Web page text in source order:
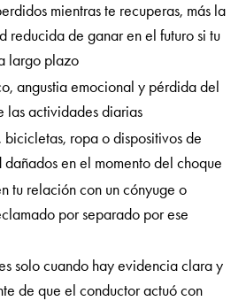
mientras te recuperas, más la
reducida de ganar en el futuro si tu
largo plazo
angustia emocional y pérdida del
las actividades diarias
bicicletas, ropa o dispositivos de
en el momento del choque
tu relación con un cónyuge o
por separado por ese
solo cuando hay evidencia clara y
de que el conductor actuó con